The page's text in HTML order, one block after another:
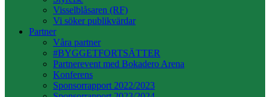
Visselblåsaren (RF)
Vi söker publikvärdar
Partner
Våra partner
#BYGGETFORTSÄTTER
Partnerevent med Bokadero Arena
Konferens
Sponsorrapport 2022/2023